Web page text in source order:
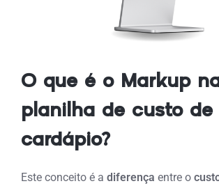
O que é o Markup
planilha de custo de
cardápio?
Este conceito é adiferença entre o